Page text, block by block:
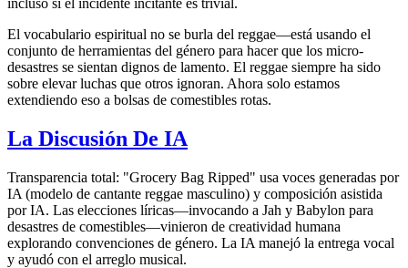
incluso si el incidente incitante es trivial.
El vocabulario espiritual no se burla del reggae—está usando el
conjunto de herramientas del género para hacer que los micro-
desastres se sientan dignos de lamento. El reggae siempre ha sido
sobre elevar luchas que otros ignoran. Ahora solo estamos
extendiendo eso a bolsas de comestibles rotas.
La Discusión De IA
Transparencia total: "Grocery Bag Ripped" usa voces generadas por
IA (modelo de cantante reggae masculino) y composición asistida
por IA. Las elecciones líricas—invocando a Jah y Babylon para
desastres de comestibles—vinieron de creatividad humana
explorando convenciones de género. La IA manejó la entrega vocal
y ayudó con el arreglo musical.